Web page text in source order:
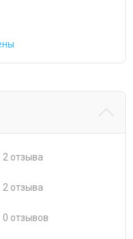
2 отзыва
2 отзыва
0 отзывов